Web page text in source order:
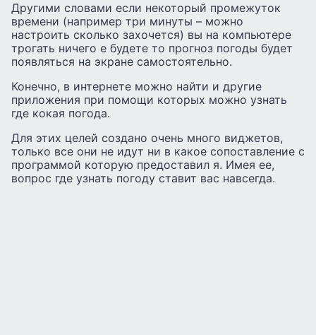
Другими словами если некоторый промежуток
времени (например три минуты – можно
настроить сколько захочется) вы на компьютере
трогать ничего е будете то прогноз погоды будет
появляться на экране самостоятельно.
Конечно, в интернете можно найти и другие
приложения при помощи которых можно узнать
где кокая погода.
Для этих целей создано очень много виджетов,
только все они не идут ни в какое сопоставление с
программой которую предоставил я. Имея ее,
вопрос где узнать погоду ставит вас навсегда.